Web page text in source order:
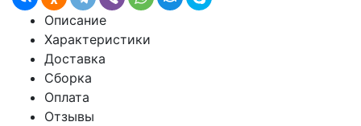
Описание
Характеристики
Доставка
Сборка
Оплата
Отзывы